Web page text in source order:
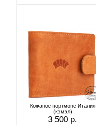
Кожаное портмоне Италия
(кэмэл)
3 500 р.